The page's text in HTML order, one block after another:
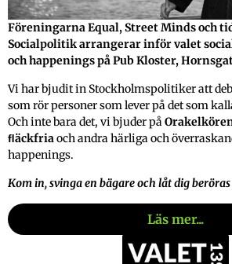
Organiserad
Läkemedelsverket?
Föreningarna Equal, Street Minds och
Socialpolitik arrangerar inför valet
och happenings på Pub Kloster,
Vi har bjudit in Stockholmspolitiker att
som rör personer som lever på det som
Och inte bara det, vi bjuder på
ﬂäckfriaoch andra härliga och
happenings.
Kom in, svinga en bägare och låt dig
Läs mer...